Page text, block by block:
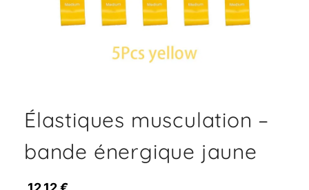
Élastiques musculation –
bande énergique jaune